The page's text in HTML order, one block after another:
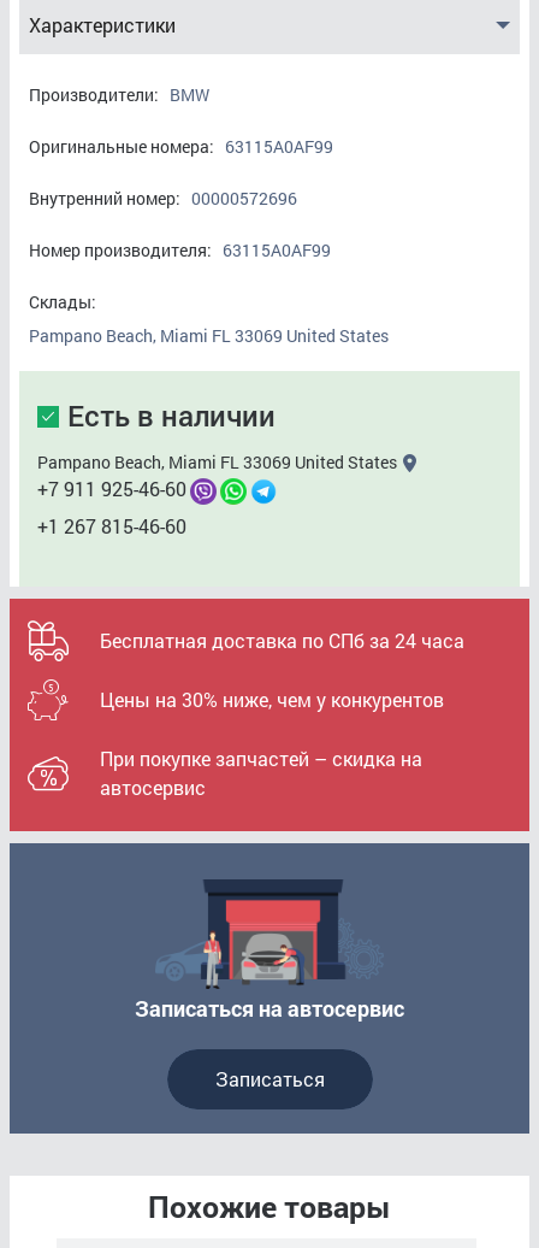
Характеристики
Производители: BMW
Оригинальные номера: 63115A0AF99
Внутренний номер: 00000572696
Номер производителя: 63115A0AF99
Склады:
Pampano Beach, Miami FL 33069 United States
Есть в наличии
Pampano Beach, Miami FL 33069 United States
+7 911 925-46-60
+1 267 815-46-60
Бесплатная доставка по СПб за 24 часа
Цены на 30% ниже, чем у конкурентов
При покупке запчастей – скидка на
автосервис
Записаться на автосервис
Записаться
Похожие товары